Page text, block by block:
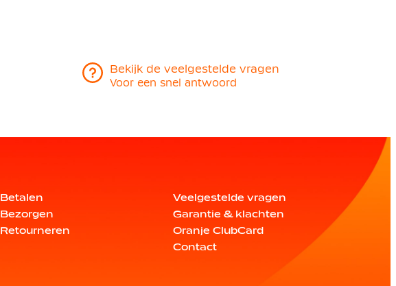
Bekijk de veelgestelde vragen
Voor een snel antwoord
Betalen
Bezorgen
Retourneren
Veelgestelde vragen
Garantie & klachten
Oranje ClubCard
Contact